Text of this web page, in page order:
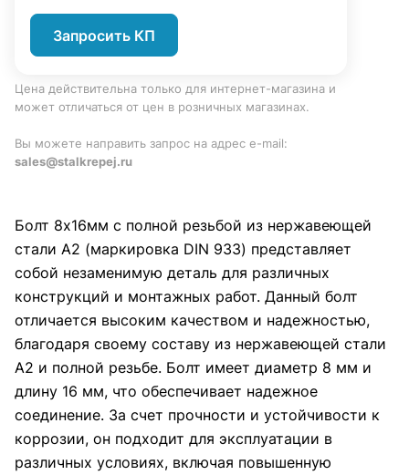
Запросить КП
Цена действительна только для интернет-магазина и
может отличаться от цен в розничных магазинах.
Вы можете направить запрос на адрес e-mail:
sales@stalkrepej.ru
Болт 8х16мм с полной резьбой из нержавеющей
стали А2 (маркировка DIN 933) представляет
собой незаменимую деталь для различных
конструкций и монтажных работ. Данный болт
отличается высоким качеством и надежностью,
благодаря своему составу из нержавеющей стали
А2 и полной резьбе. Болт имеет диаметр 8 мм и
длину 16 мм, что обеспечивает надежное
соединение. За счет прочности и устойчивости к
коррозии, он подходит для эксплуатации в
различных условиях, включая повышенную